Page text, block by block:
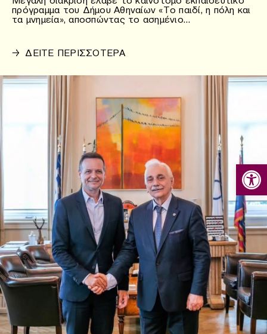
πρόγραμμα του Δήμου Αθηναίων «Το παιδί, η πόλη και
τα μνημεία», αποσπώντας το ασημένιο…
→ ΔΕΙΤΕ ΠΕΡΙΣΣΟΤΕΡΑ